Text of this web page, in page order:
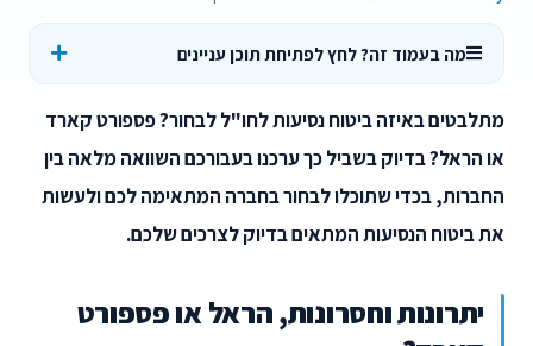
מה בעמוד זה? לחץ לפתיחת תוכן עניינים
מתלבטים באיזה ביטוח נסיעות לחו"ל לבחור? פספורט קארד
או הראל? בדיוק בשביל כך ערכנו בעבורכם השוואה מלאה בין
החברות, בכדי שתוכלו לבחור בחברה המתאימה לכם ולעשות
את ביטוח הנסיעות המתאים בדיוק לצרכים שלכם.
יתרונות וחסרונות, הראל או פספורט